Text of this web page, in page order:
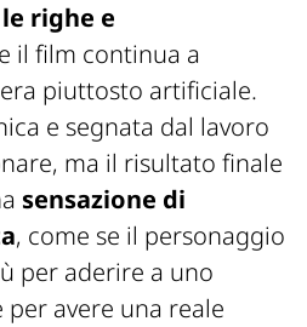
righe e
il film continua a
piuttosto artificiale.
e segnata dal lavoro
ma il risultato finale
sensazione di
, come se il personaggio
per aderire a uno
avere una reale